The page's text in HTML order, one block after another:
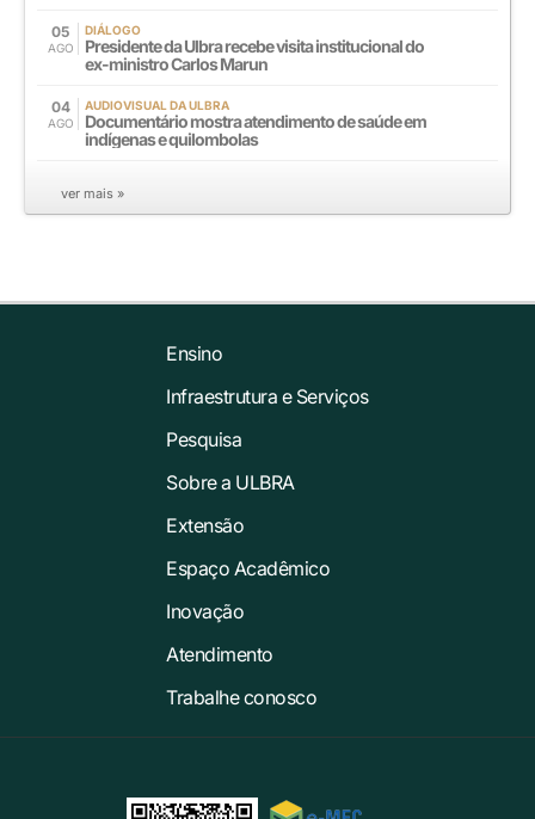
05
AGO
DIÁLOGO
Presidente da Ulbra recebe visita institucional do
ex-ministro Carlos Marun
04
AGO
AUDIOVISUAL DA ULBRA
Documentário mostra atendimento de saúde em
indígenas e quilombolas
ver mais »
Ensino
Infraestrutura e Serviços
Pesquisa
Sobre a ULBRA
Extensão
Espaço Acadêmico
Inovação
Atendimento
Trabalhe conosco